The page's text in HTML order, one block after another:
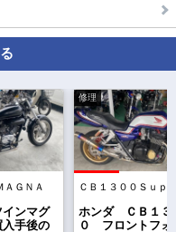
ＡＧＮＡ
ンマグ
手後の
修理
ホンダ ＣＢ１３
０ フロントフォ
で相場をチェック！
だけ、かんたん相場検索